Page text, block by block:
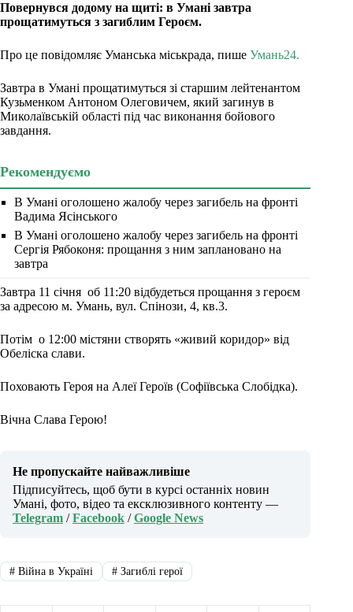
Повернувся додому на щиті: в Умані завтра
прощатимуться з загиблим Героєм.
Про це повідомляє Уманська міськрада, пише Умань24.
Завтра в Умані прощатимуться зі старшим лейтенантом
Кузьменком Антоном Олеговичем, який загинув в
Миколаївській області під час виконання бойового
завдання.
Рекомендуємо
В Умані оголошено жалобу через загибель на фронті
Вадима Ясінського
В Умані оголошено жалобу через загибель на фронті
Сергія Рябоконя: прощання з ним заплановано на
завтра
Завтра 11 січня об 11:20 відбудеться прощання з героєм
за адресою м. Умань, вул. Спінози, 4, кв.3.
Потім о 12:00 містяни створять «живий коридор» від
Обеліска слави.
Поховають Героя на Алеї Героїв (Софіївська Слобідка).
Вічна Слава Герою!
Не пропускайте найважливіше
Підписуйтесь, щоб бути в курсі останніх новин
Умані, фото, відео та ексклюзивного контенту —
Telegram /Facebook /Google News
#Війна в Україні #Загиблі герої